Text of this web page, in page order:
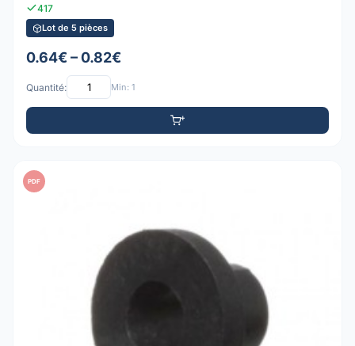
417
Lot de 5 pièces
0.64€ – 0.82€
Quantité: Min: 1
PDF